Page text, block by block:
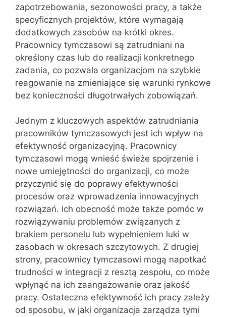
zapotrzebowania, sezonowości pracy, a także
specyficznych projektów, które wymagają
dodatkowych zasobów na krótki okres.
Pracownicy tymczasowi są zatrudniani na
określony czas lub do realizacji konkretnego
zadania, co pozwala organizacjom na szybkie
reagowanie na zmieniające się warunki rynkowe
bez konieczności długotrwałych zobowiązań.
Jednym z kluczowych aspektów zatrudniania
pracowników tymczasowych jest ich wpływ na
efektywność organizacyjną. Pracownicy
tymczasowi mogą wnieść świeże spojrzenie i
nowe umiejętności do organizacji, co może
przyczynić się do poprawy efektywności
procesów oraz wprowadzenia innowacyjnych
rozwiązań. Ich obecność może także pomóc w
rozwiązywaniu problemów związanych z
brakiem personelu lub wypełnieniem luki w
zasobach w okresach szczytowych. Z drugiej
strony, pracownicy tymczasowi mogą napotkać
trudności w integracji z resztą zespołu, co może
wpłynąć na ich zaangażowanie oraz jakość
pracy. Ostateczna efektywność ich pracy zależy
od sposobu, w jaki organizacja zarządza tymi